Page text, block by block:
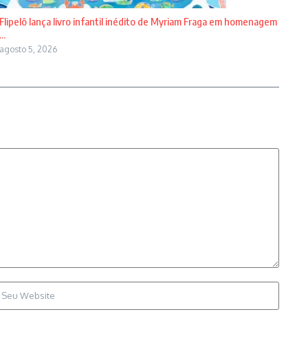
Flipelô lança livro infantil inédito de Myriam Fraga em homenagem
...
agosto 5, 2026